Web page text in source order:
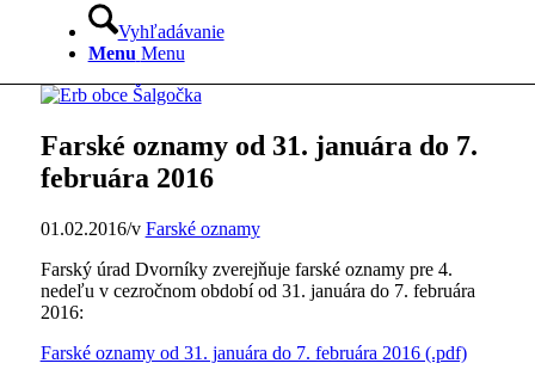
Vyhľadávanie
Menu Menu
Farské oznamy od 31. januára do 7.
februára 2016
01.02.2016/v Farské oznamy
Farský úrad Dvorníky zverejňuje farské oznamy pre 4.
nedeľu v cezročnom období od 31. januára do 7. februára
2016:
Farské oznamy od 31. januára do 7. februára 2016 (.pdf)